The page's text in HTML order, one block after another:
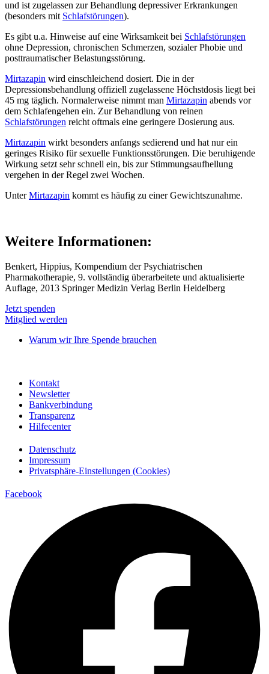
und ist zugelassen zur Behandlung depressiver Erkrankungen
(besonders mit Schlafstörungen).
Es gibt u.a. Hinweise auf eine Wirksamkeit bei Schlafstörungen
ohne Depression, chronischen Schmerzen, sozialer Phobie und
posttraumatischer Belastungsstörung.
Mirtazapin wird einschleichend dosiert. Die in der
Depressionsbehandlung offiziell zugelassene Höchstdosis liegt bei
45 mg täglich. Normalerweise nimmt man Mirtazapin abends vor
dem Schlafengehen ein. Zur Behandlung von reinen
Schlafstörungen reicht oftmals eine geringere Dosierung aus.
Mirtazapin wirkt besonders anfangs sedierend und hat nur ein
geringes Risiko für sexuelle Funktionsstörungen. Die beruhigende
Wirkung setzt sehr schnell ein, bis zur Stimmungsaufhellung
vergehen in der Regel zwei Wochen.
UnterMirtazapin kommt es häufig zu einer Gewichtszunahme.
Weitere Informationen:
Benkert, Hippius, Kompendium der Psychiatrischen
Pharmakotherapie, 9. vollständig überarbeitete und aktualisierte
Auflage, 2013 Springer Medizin Verlag Berlin Heidelberg
Jetzt spenden
Mitglied werden
Warum wir Ihre Spende brauchen
Kontakt
Newsletter
Bankverbindung
Transparenz
Hilfecenter
Datenschutz
Impressum
Privatsphäre-Einstellungen (Cookies)
Facebook